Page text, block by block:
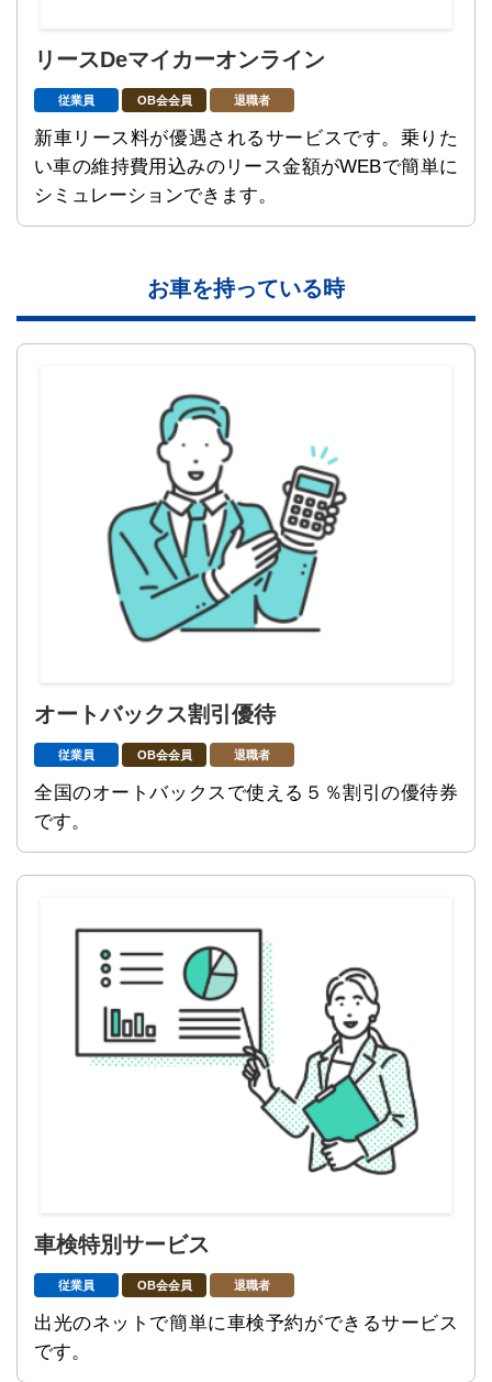
リースDeマイカーオンライン
従業員 OB会会員 退職者
新車リース料が優遇されるサービスです。乗りた
い車の維持費用込みのリース金額がWEBで簡単に
シミュレーションできます。
お車を持っている時
オートバックス割引優待
従業員 OB会会員 退職者
全国のオートバックスで使える５％割引の優待券
です。
車検特別サービス
従業員 OB会会員 退職者
出光のネットで簡単に車検予約ができるサービス
です。